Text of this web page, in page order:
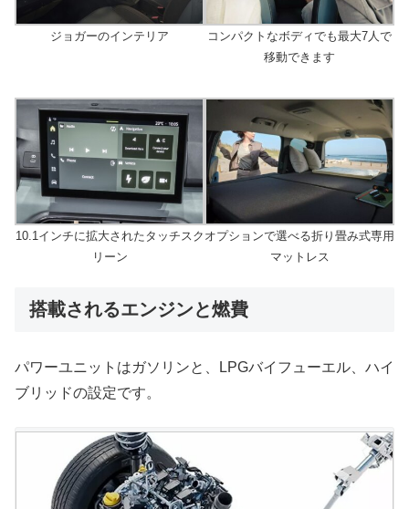
ジョガーのインテリア
コンパクトなボディでも最大7人で
移動できます
10.1インチに拡大されたタッチスク
リーン
オプションで選べる折り畳み式専用
マットレス
搭載されるエンジンと燃費
パワーユニットはガソリンと、LPGバイフューエル、ハイ
ブリッドの設定です。